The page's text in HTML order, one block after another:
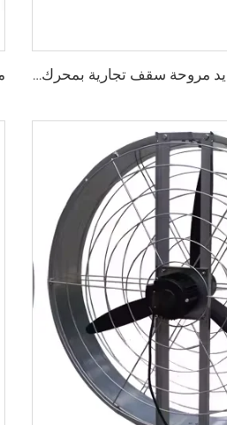
6 شفرات تصميم جديد مروحة سقف تجارية بمحرك AC